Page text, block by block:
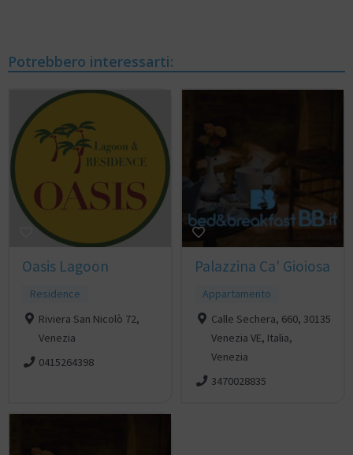
Potrebbero interessarti:
Oasis Lagoon
Residence
Riviera San Nicolò 72,
Venezia
0415264398
Palazzina Ca' Gioiosa
Appartamento
Calle Sechera, 660, 30135
Venezia VE, Italia,
Venezia
3470028835